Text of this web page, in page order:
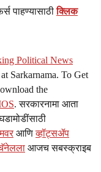
पाहण्यासाठीक्लिक
Political News
at Sarkarnama. To Get
the
. सरकारनामा आता
आणिव्हॉट्सॲप
आजच सबस्क्राइब